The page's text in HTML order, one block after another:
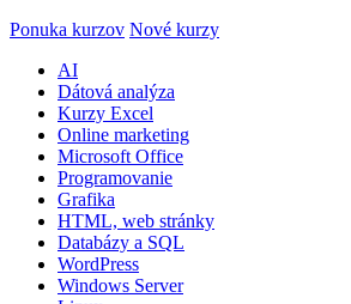
Ponuka kurzov Nové kurzy
AI
Dátová analýza
Kurzy Excel
Online marketing
Microsoft Office
Programovanie
Grafika
HTML, web stránky
Databázy a SQL
WordPress
Windows Server